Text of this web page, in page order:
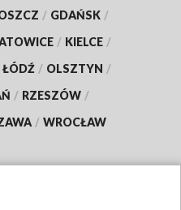
/ GDAŃSK /
/ KIELCE /
ŁÓDŹ / OLSZTYN /
/ RZESZÓW /
/ WROCŁAW